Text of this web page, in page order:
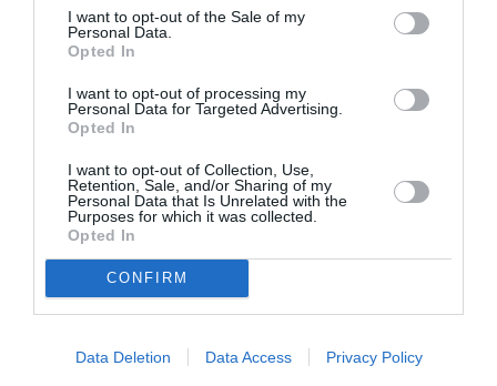
I want to opt-out of the Sale of my
Personal Data.
Opted In
I want to opt-out of processing my
Personal Data for Targeted Advertising.
Opted In
I want to opt-out of Collection, Use,
Retention, Sale, and/or Sharing of my
Personal Data that Is Unrelated with the
Purposes for which it was collected.
Opted In
CONFIRM
Data Deletion Data Access Privacy Policy
RÉPONDRE
private equitya
commenté :
1 février 2021 - 19
h 09 min
pose effectivement pas de problème.
RÉPONDRE